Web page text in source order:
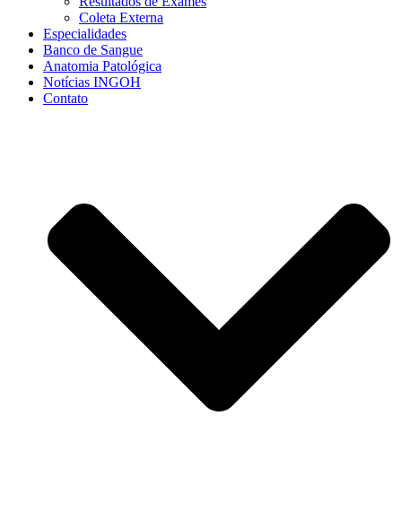
Coleta Externa
Especialidades
Banco de Sangue
Anatomia Patológica
Notícias INGOH
Contato